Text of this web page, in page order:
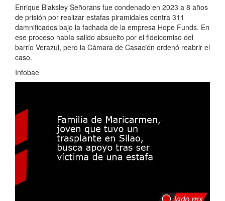
Enrique Blaksley Señorans fue condenado en 2023 a 8 años
de prisión por realizar estafas piramidales contra 311
damnificados bajo la fachada de la empresa Hope Funds. En
ese proceso había salido absuelto por el fideicomiso del
barrio Verazul, pero la Cámara de Casación ordenó reabrir el
caso.
Infobae